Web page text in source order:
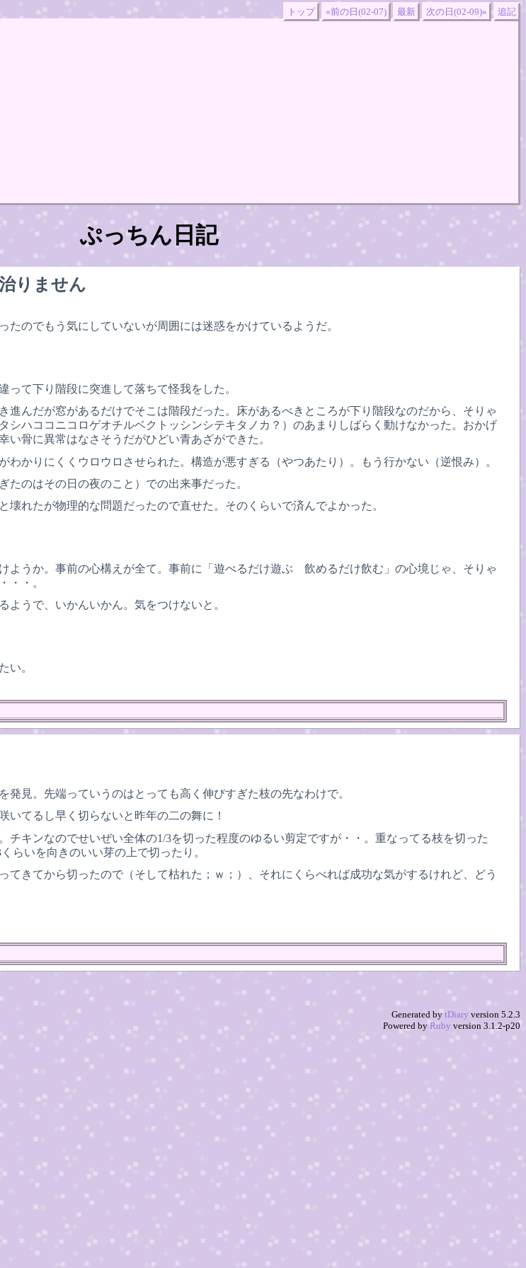
トップ «前の日(02-07) 最新 次の日(02-09)» 追記
ぷっちん日記
りません
たのでもう気にしていないが周囲には迷惑をかけているようだ。
って下り階段に突進して落ちて怪我をした。
進んだが窓があるだけでそこは階段だった。床があるべきところが下り階段なのだから、そりゃ
シハココニコロゲオチルベクトッシンシテキタノカ？）のあまりしばらく動けなかった。おかげ
い骨に異常はなさそうだがひどい青あざができた。
わかりにくくウロウロさせられた。構造が悪すぎる（やつあたり）。もう行かない（逆恨み）。
たのはその日の夜のこと）での出来事だった。
壊れたが物理的な問題だったので直せた。そのくらいで済んでよかった。
ようか。事前の心構えが全て。事前に「遊べるだけ遊ぶ 飲めるだけ飲む」の心境じゃ、そりゃ
・・。
ようで、いかんいかん。気をつけないと。
い。
発見。先端っていうのはとっても高く伸びすぎた枝の先なわけで。
てるし早く切らないと昨年の二の舞に！
チキンなのでせいぜい全体の1/3を切った程度のゆるい剪定ですが・・。重なってる枝を切った
らいを向きのいい芽の上で切ったり。
てきてから切ったので（そして枯れた；ｗ；）、それにくらべれば成功な気がするけれど、どう
Generated bytDiary version 5.2.3
Powered byRuby version 3.1.2-p20